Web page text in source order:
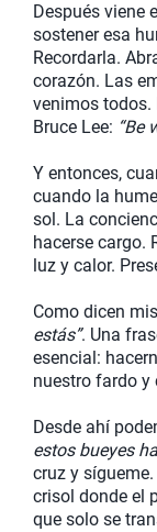
Después viene
sostener esa
Recordarla.
corazón. Las
venimos todos.
Bruce Lee: “Be
Y entonces,
cuando la
sol. La
hacerse cargo.
luz y calor.
Como dicen
estás”. Una
esencial:
nuestro fardo y
Desde ahí
estos bueyes
cruz y sígueme.
crisol donde el
que solo se